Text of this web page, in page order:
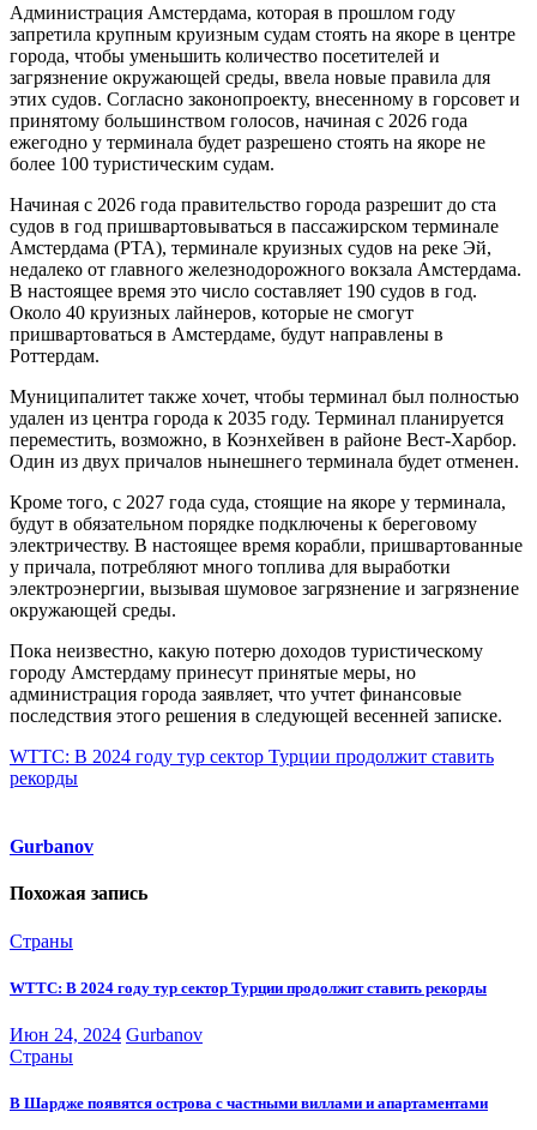
Администрация Амстердама, которая в прошлом году
запретила крупным круизным судам стоять на якоре в центре
города, чтобы уменьшить количество посетителей и
загрязнение окружающей среды, ввела новые правила для
этих судов. Согласно законопроекту, внесенному в горсовет и
принятому большинством голосов, начиная с 2026 года
ежегодно у терминала будет разрешено стоять на якоре не
более 100 туристическим судам.
Начиная с 2026 года правительство города разрешит до ста
судов в год пришвартовываться в пассажирском терминале
Амстердама (PTA), терминале круизных судов на реке Эй,
недалеко от главного железнодорожного вокзала Амстердама.
В настоящее время это число составляет 190 судов в год.
Около 40 круизных лайнеров, которые не смогут
пришвартоваться в Амстердаме, будут направлены в
Роттердам.
Муниципалитет также хочет, чтобы терминал был полностью
удален из центра города к 2035 году. Терминал планируется
переместить, возможно, в Коэнхейвен в районе Вест-Харбор.
Один из двух причалов нынешнего терминала будет отменен.
Кроме того, с 2027 года суда, стоящие на якоре у терминала,
будут в обязательном порядке подключены к береговому
электричеству. В настоящее время корабли, пришвартованные
у причала, потребляют много топлива для выработки
электроэнергии, вызывая шумовое загрязнение и загрязнение
окружающей среды.
Пока неизвестно, какую потерю доходов туристическому
городу Амстердаму принесут принятые меры, но
администрация города заявляет, что учтет финансовые
последствия этого решения в следующей весенней записке.
Навигация
по
WTTC: В 2024 году тур сектор Турции продолжит ставить
рекорды
Gurbanov
Похожая запись
Страны
WTTC: В 2024 году тур сектор Турции продолжит ставить рекорды
Июн 24, 2024 Gurbanov
Страны
В Шардже появятся острова с частными виллами и апартаментами